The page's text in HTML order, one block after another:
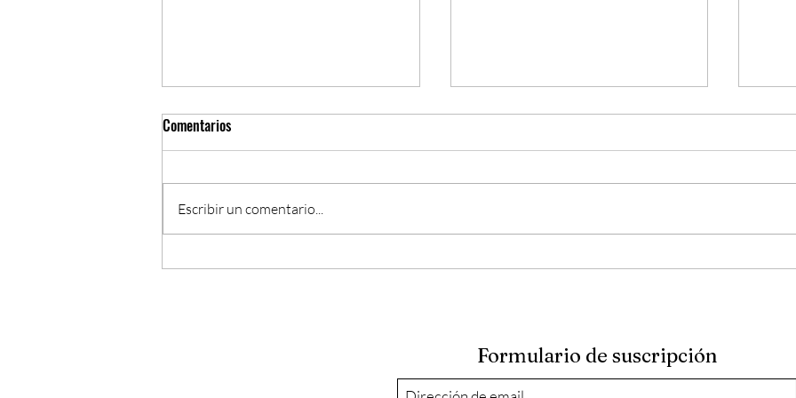
La Música Popular se Viste de Gala
El Concierto Sinfónico de
Comentarios
Escribir un comentario...
Formulario de suscripción